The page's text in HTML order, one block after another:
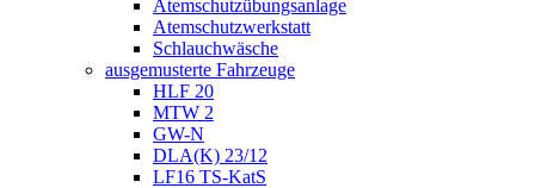
Atemschutzübungsanlage
Atemschutzwerkstatt
Schlauchwäsche
ausgemusterte Fahrzeuge
HLF 20
MTW 2
GW-N
DLA(K) 23/12
LF16 TS-KatS